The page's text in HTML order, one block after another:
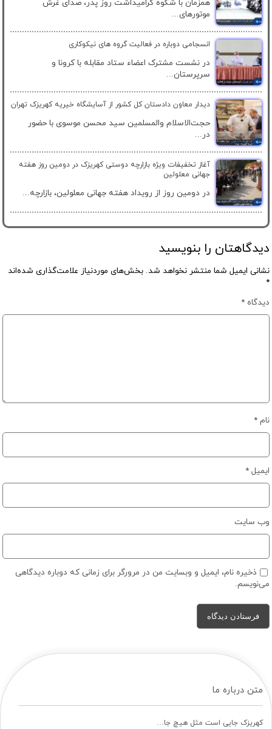
همزمان با شکوه گرامیداشت روز پدر، صدای غرش
موتورهای...
انسجامی دوباره در فعالیت گروه های نیکوکاری
در نشست مشترک اعضاء ستاد مقابله با کرونا و
سرپرستان...
دیدار معاون دادستان کل کشور از آسایشگاه خیریه کهریزک تهران
حجت‌الاسلام والمسلمین سيد محسن موسوی با حضور
در...
آغاز تخفیفات ویژه بازارچه دوستی کهریزک در دومین روز هفته
جهانی معلولین
در دومین روز از رویداد هفته جهانی معلولین، بازارچه...
دیدگاهتان را بنویسید
نشانی ایمیل شما منتشر نخواهد شد. بخش‌های موردنیاز علامت‌گذاری شده‌اند
*
دیدگاه*
نام*
ایمیل*
وب‌ سایت
ذخیره نام، ایمیل و وبسایت من در مرورگر برای زمانی که دوباره دیدگاهی
می‌نویسم.
متن درباره ما
کهریزک جایی است مثل هیچ جا…